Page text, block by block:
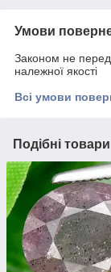
Умови
Законом не
належної якості
Всі умови
Подібні